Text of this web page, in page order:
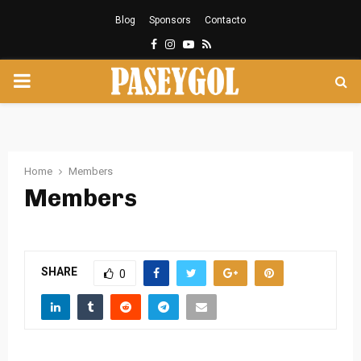
Blog Sponsors Contacto
Facebook
Instagram
Youtube
Rss
PRIMARY
Home Members
Members
SHARE 0